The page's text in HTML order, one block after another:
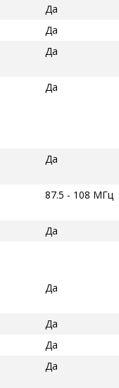
Да
Да
Да
Да
Да
87.5 - 108 МГц
Да
Да
Да
Да
Да